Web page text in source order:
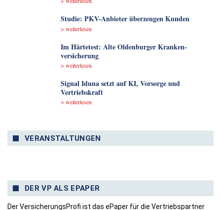
Studie: PKV-Anbieter überzeugen Kunden
> weiterlesen
Im Härtetest: Alte Oldenburger Kranken­
versicherung
> weiterlesen
Signal Iduna setzt auf KI, Vorsorge und
Vertriebskraft
> weiterlesen
VERANSTALTUNGEN
DER VP ALS EPAPER
Der VersicherungsProfi ist das ePaper für die Vertriebspartner